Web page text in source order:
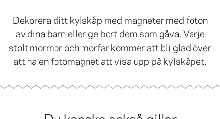
Dekorera ditt kylskåp med magneter med foton
av dina barn eller ge bort dem som gåva. Varje
stolt mormor och morfar kommer att bli glad över
att ha en fotomagnet att visa upp på kylskåpet.